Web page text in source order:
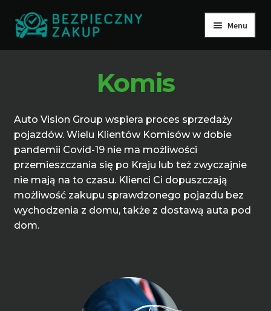
Przejdź
do
nawigacji
Przejdź
do
treści
Menu
Raporty
Aktualności
Floty
Kontakt
Zamów usługę
Komis
Auto Vision Group wspiera proces sprzedaży
pojazdów. Wielu Klientów Komisów w dobie
pandemii Covid-19 nie ma możliwości
przemieszczania się po Kraju lub też zwyczajnie
nie mają na to czasu. Klienci Ci dopuszczają
możliwość zakupu sprawdzonego pojazdu bez
wychodzenia z domu, także z dostawą auta pod
dom.